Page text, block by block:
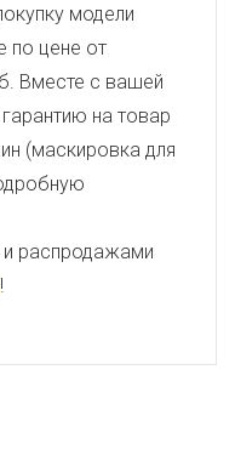
модели
по цене от
Вместе с вашей
на товар
(маскировка для
и распродажами
!